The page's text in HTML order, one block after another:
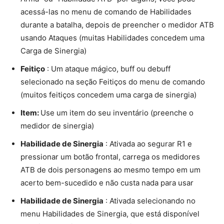
acessá-las no menu de comando de Habilidades
durante a batalha, depois de preencher o medidor ATB
usando Ataques (muitas Habilidades concedem uma
Carga de Sinergia)
Feitiço : Um ataque mágico, buff ou debuff
selecionado na seção Feitiços do menu de comando
(muitos feitiços concedem uma carga de sinergia)
Item: Use um item do seu inventário (preenche o
medidor de sinergia)
Habilidade de Sinergia : Ativada ao segurar R1 e
pressionar um botão frontal, carrega os medidores
ATB de dois personagens ao mesmo tempo em um
acerto bem-sucedido e não custa nada para usar
Habilidade de Sinergia : Ativada selecionando no
menu Habilidades de Sinergia, que está disponível